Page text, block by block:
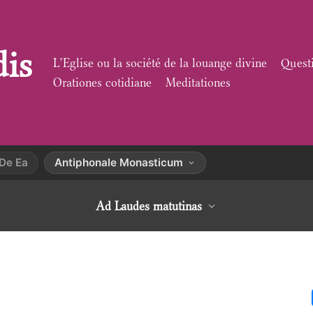
L’Eglise ou la société de la louange divine
Orationes cotidiane
Meditationes
Ea Antiphonale Monasticum
Ad Laudes matutinas